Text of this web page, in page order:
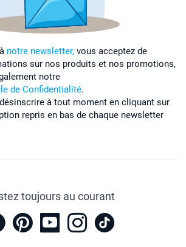
notre newsletter, vous acceptez de
sur nos produits et nos promotions,
notre
de Confidentialité.
à tout moment en cliquant sur
repris en bas de chaque newsletter
toujours au courant